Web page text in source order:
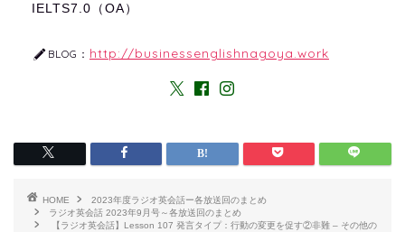
IELTS7.0（OA）
BLOG： http://businessenglishnagoya.work
HOME
2023年度ラジオ英会話ー各放送回のまとめ
ラジオ英会話 2023年9月号～各放送回のまとめ
【ラジオ英会話】Lesson 107 発言タイプ：行動の変更を促す②非難 – その他の